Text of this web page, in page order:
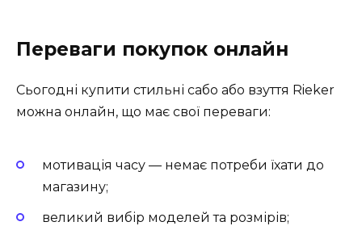
Переваги покупок онлайн
Сьогодні купити стильні сабо або взуття Rieker
можна онлайн, що має свої переваги:
мотивація часу — немає потреби їхати до
магазину;
великий вибір моделей та розмірів;